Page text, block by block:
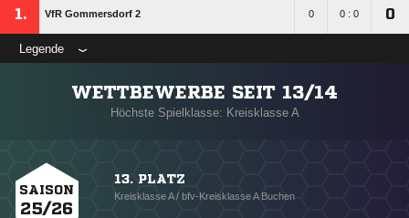
1. VfR Gommersdorf 2 0 0 : 0 0
Legende
WETTBEWERBE SEIT 13/14
Höchste Spielklasse: Kreisklasse A
SAISON
25/26
13. PLATZ
Kreisklasse A / bfv-Kreisklasse A Buchen